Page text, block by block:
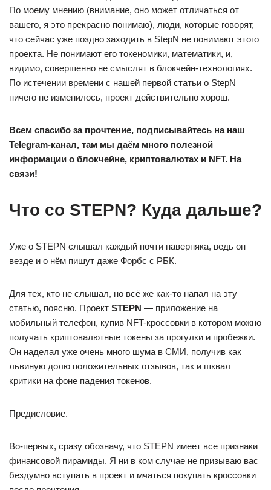
По моему мнению (внимание, оно может отличаться от
вашего, я это прекрасно понимаю), люди, которые говорят,
что сейчас уже поздно заходить в StepN не понимают этого
проекта. Не понимают его токеномики, математики, и,
видимо, совершенно не смыслят в блокчейн-технологиях.
По истечении времени с нашей первой статьи о StepN
ничего не изменилось, проект действительно хорош.
Всем спасибо за прочтение, подписывайтесь на наш
Telegram-канал, там мы даём много полезной
информации о блокчейне, криптовалютах и NFT. На
связи!
Что со STEPN? Куда дальше?
Уже о STEPN слышал каждый почти наверняка, ведь он
везде и о нём пишут даже Форбс с РБК.
Для тех, кто не слышал, но всё же как-то напал на эту
статью, поясню. Проект STEPN — приложение на
мобильный телефон, купив NFT-кроссовки в котором можно
получать криптовалютные токены за прогулки и пробежки.
Он наделал уже очень много шума в СМИ, получив как
львиную долю положительных отзывов, так и шквал
критики на фоне падения токенов.
Предисловие.
Во-первых, сразу обозначу, что STEPN имеет все признаки
финансовой пирамиды. Я ни в ком случае не призываю вас
бездумно вступать в проект и мчаться покупать кроссовки